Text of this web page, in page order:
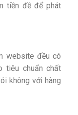
tiền đề để phát
website đều có
tiêu chuẩn chất
không với hàng